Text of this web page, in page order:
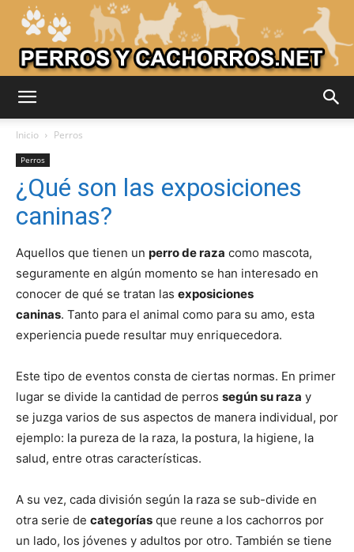
Perros
–
Razas
de
Perros
–
Inicio Perros
Perros
¿Qué son las exposiciones
caninas?
Aquellos que tienen un perro de raza como mascota,
seguramente en algún momento se han interesado en
conocer de qué se tratan las exposiciones
caninas. Tanto para el animal como para su amo, esta
experiencia puede resultar muy enriquecedora.
Este tipo de eventos consta de ciertas normas. En primer
lugar se divide la cantidad de perros según su raza y
se juzga varios de sus aspectos de manera individual, por
ejemplo: la pureza de la raza, la postura, la higiene, la
salud, entre otras características.
A su vez, cada división según la raza se sub-divide en
otra serie de categorías que reune a los cachorros por
un lado, los jóvenes y adultos por otro. También se tiene